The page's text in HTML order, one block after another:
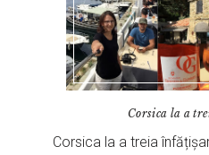
Corsica la a
Corsica la a treia